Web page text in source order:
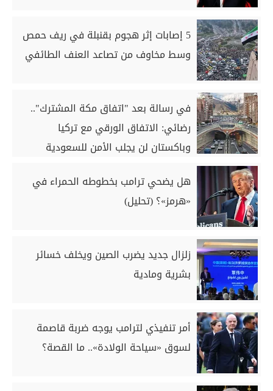
5 إصابات إثر هجوم بقنبلة في ريف حمص
وسط مخاوف من تصاعد العنف الطائفي
في رسالة بعد "اتفاق مكة المشترك"..
رضائي: الاتفاق الورقي مع تركيا
وباكستان لن يجلب الأمن للسعودية
هل يضحي ترامب بخطوطه الحمراء في
«هرمز»؟ (تحليل)
زلزال جديد يضرب الصين ويخلف خسائر
بشرية ومادية
أمر تنفيذي لترامب يوجه ضربة قاصمة
لسوق «سياحة الولادة».. ما القصة؟